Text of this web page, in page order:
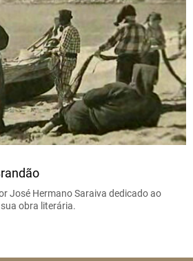
José Hermano Saraiva dedicado ao
obra literária.